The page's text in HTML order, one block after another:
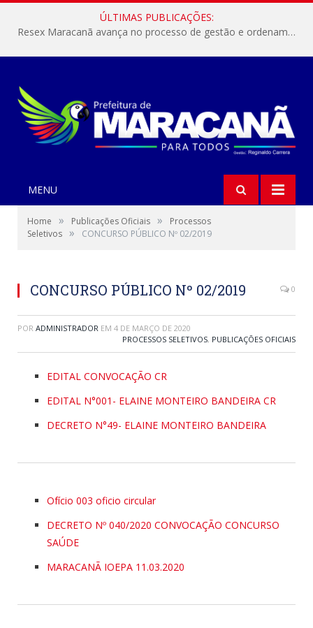
ÚLTIMAS PUBLICAÇÕES:
Resex Maracanã avança no processo de gestão e ordenamento do turismo em nossas áreas protegidas.
MENU
Home » Publicações Oficiais »
Processos
Seletivos » CONCURSO PÚBLICO Nº 02/2019
CONCURSO PÚBLICO Nº 02/2019 0
POR ADMINISTRADOR EM 4 DE MARÇO DE 2020
PROCESSOS SELETIVOS, PUBLICAÇÕES OFICIAIS
EDITAL CONVOCAÇÃO CR
EDITAL N°001- ELAINE MONTEIRO BANDEIRA CR
DECRETO N°49- ELAINE MONTEIRO BANDEIRA
Ofício 003 oficio circular
DECRETO Nº 040/2020 CONVOCAÇÃO CONCURSO
SAÚDE
MARACANÃ IOEPA 11.03.2020